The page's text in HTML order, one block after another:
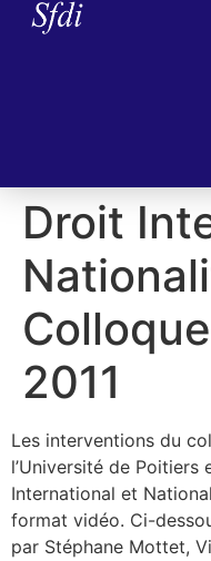
Droit
2011
Les interventions du
l’Université de Poitiers
International et
format vidéo. Ci-
par Stéphane Mottet,